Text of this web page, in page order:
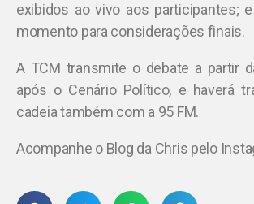
exibidos ao vivo aos participantes;
momento para considerações finais.
A TCM transmite o debate a partir
após o Cenário Político, e haverá
cadeia também com a 95 FM.
Acompanhe o Blog da Chris pelo